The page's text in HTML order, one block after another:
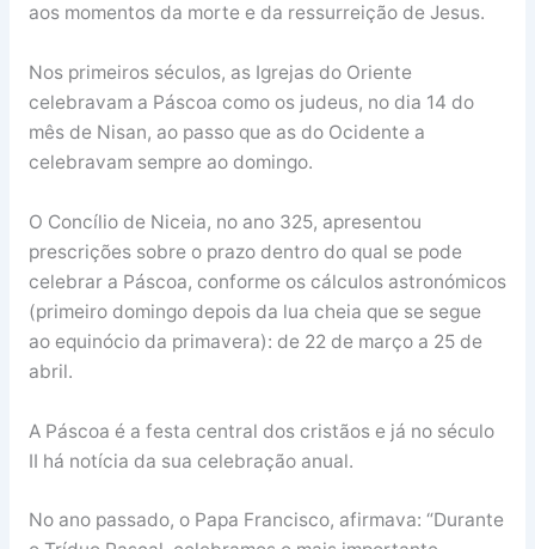
aos momentos da morte e da ressurreição de Jesus.
Nos primeiros séculos, as Igrejas do Oriente
celebravam a Páscoa como os judeus, no dia 14 do
mês de Nisan, ao passo que as do Ocidente a
celebravam sempre ao domingo.
O Concílio de Niceia, no ano 325, apresentou
prescrições sobre o prazo dentro do qual se pode
celebrar a Páscoa, conforme os cálculos astronómicos
(primeiro domingo depois da lua cheia que se segue
ao equinócio da primavera): de 22 de março a 25 de
abril.
A Páscoa é a festa central dos cristãos e já no século
II há notícia da sua celebração anual.
No ano passado, o Papa Francisco, afirmava: “Durante